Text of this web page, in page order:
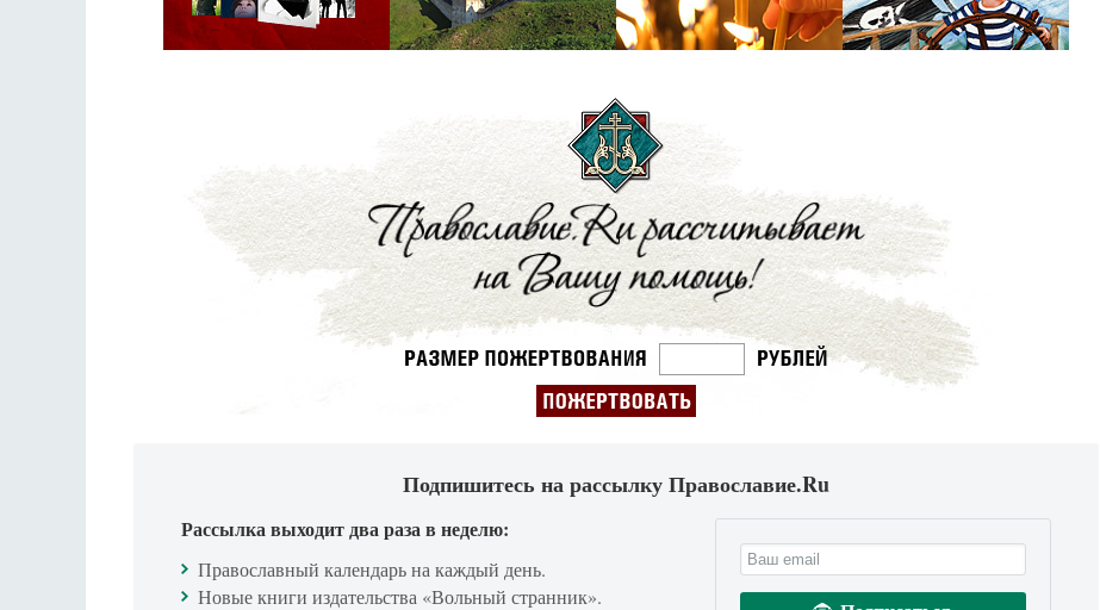
Подпишитесь на рассылку Православие.Ru
Рассылка выходит два раза в неделю:
Православный календарь на каждый день.
Новые книги издательства «Вольный странник».